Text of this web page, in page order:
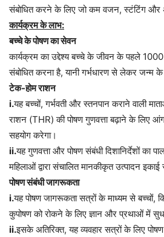
संबोधित करने के लिए जो कम वजन, स्टंटिंग और
कार्यक्रम के लाभ:
बच्चे के पोषण का सेवन
कार्यक्रम का उद्देश्य बच्चे के जीवन के पहले
संबोधित करना है, यानी गर्भधारण से लेकर जन्म
टेक-होम राशन
i.यह बच्चों, गर्भवती और स्तनपान कराने वाली
राशन (THR) की पोषण गुणवत्ता बढ़ाने के लिए
सहयोग करेगा।
ii.यह गुणवत्ता और पोषण संबंधी दिशानिर्देशों का
महिलाओं द्वारा संचालित मानकीकृत उत्पादन
पोषण संबंधी जागरूकता
i.यह पोषण जागरूकता सत्रों के माध्यम से बच्चों,
कुपोषण को रोकने के लिए ज्ञान और प्रथाओं में
ii.इसके अतिरिक्त, यह व्यवहार सत्रों के लिए